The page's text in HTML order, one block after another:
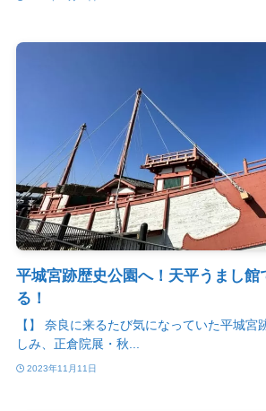
平城宮跡歴史公園へ！天平うまし館
る！
【】 奈良に来るたび気になっていた平城宮
しみ、正倉院展・秋...
2023年11月11日